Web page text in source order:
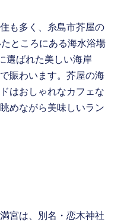
も多く、糸島市芥屋の
ところにある海水浴場
選ばれた美しい海岸
賑わいます。芥屋の海
はおしゃれなカフェな
めながら美味しいラン
宮は、別名・恋木神社